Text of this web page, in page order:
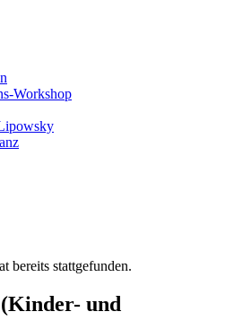
Workshop
bereits stattgefunden.
und